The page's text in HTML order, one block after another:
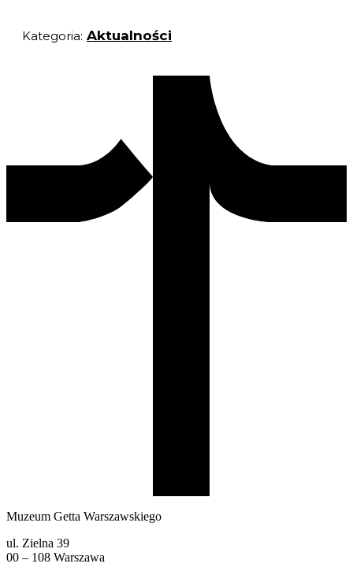
Kategoria: Aktualności
Muzeum Getta Warszawskiego
ul. Zielna 39
00 – 108 Warszawa